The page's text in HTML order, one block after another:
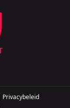
Privacybeleid